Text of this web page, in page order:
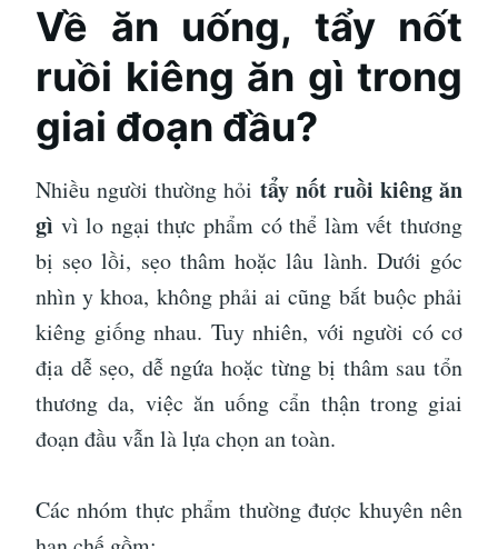
Về ăn uống, tẩy nốt
ruồi kiêng ăn gì trong
giai đoạn đầu?
Nhiều người thường hỏi tẩy nốt ruồi kiêng ăn
gì vì lo ngại thực phẩm có thể làm vết thương
bị sẹo lồi, sẹo thâm hoặc lâu lành. Dưới góc
nhìn y khoa, không phải ai cũng bắt buộc phải
kiêng giống nhau. Tuy nhiên, với người có cơ
địa dễ sẹo, dễ ngứa hoặc từng bị thâm sau tổn
thương da, việc ăn uống cẩn thận trong giai
đoạn đầu vẫn là lựa chọn an toàn.
Các nhóm thực phẩm thường được khuyên nên